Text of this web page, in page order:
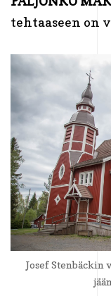
tehtaaseen on
Josef